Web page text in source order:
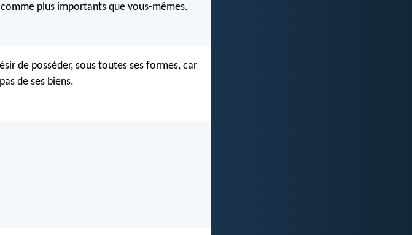
plus importants que vous-mêmes.
de posséder, sous toutes ses formes, car
de ses biens.